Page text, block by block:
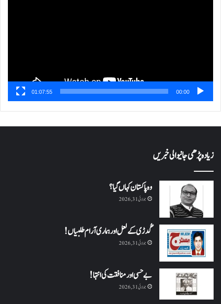
00:00
01:07:55
زیادہ پڑھی جانیوالی خبریں
وہ پاکستان کہاں گیا؟
جولائی 31, 2026
گُدڑی کے لعل اور ہماری آرام طلبیاں!
جولائی 31, 2026
بے حسی اور منافقت کی انتہا !
جولائی 31, 2026